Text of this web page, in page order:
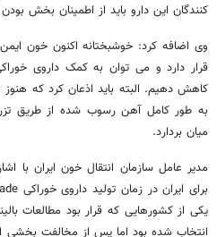
کنندگان این دارو باید از اطمینان بخش
وی اضافه کرد: خوشبختانه اکنون خون
قرار دارد و می توان به کمک داروی
کاهش دهیم. البته باید اذعان کرد که هنوز
به طور کامل آهن رسوب شده از طریق
میان بردارد.
مدیر عامل سازمان انتقال خون ایران با
یکی از کشورهایی که قرار بود مطالعات
انتخاب شده بود اما پس از مخالفت بخشی